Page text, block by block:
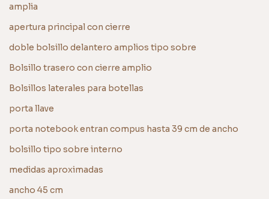
amplia
apertura principal con cierre
doble bolsillo delantero amplios tipo sobre
Bolsillo trasero con cierre amplio
Bolsillos laterales para botellas
porta llave
porta notebook entran compus hasta 39 cm de ancho
bolsillo tipo sobre interno
medidas aproximadas
ancho 45 cm